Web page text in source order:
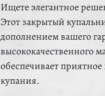
Ищете элегантное
Этот закрытый
дополнением вашего
высококачественного
обеспечивает
купания.